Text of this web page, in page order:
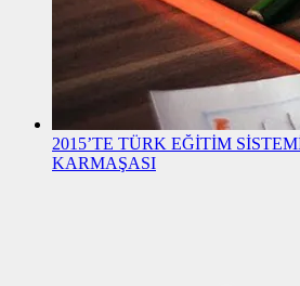
2015’TE TÜRK EĞİTİM
KARMAŞASI